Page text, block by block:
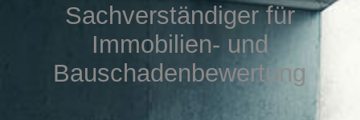
Sachverständiger für
Immobilien- und
Bauschadenbewertung